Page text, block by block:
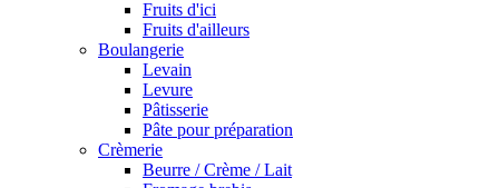
Fruits d'ici
Fruits d'ailleurs
Boulangerie
Levain
Levure
Pâtisserie
Pâte pour préparation
Crèmerie
Beurre / Crème / Lait